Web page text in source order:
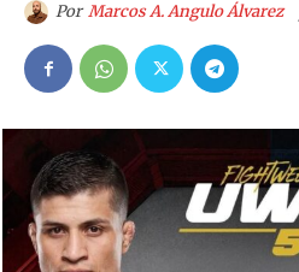
Por Marcos A. Angulo Álvarez